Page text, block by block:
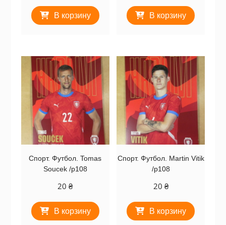
В корзину В корзину
Спорт. Футбол. Tomas
Soucek /p108
20₴
В корзину
Спорт. Футбол. Martin Vitik
/p108
20 ₴
В корзину